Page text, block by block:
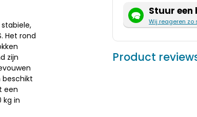
stabiele,
Het rond
zijn
beschikt
een
kg in
Stuur een
Wij reageren zo
Product